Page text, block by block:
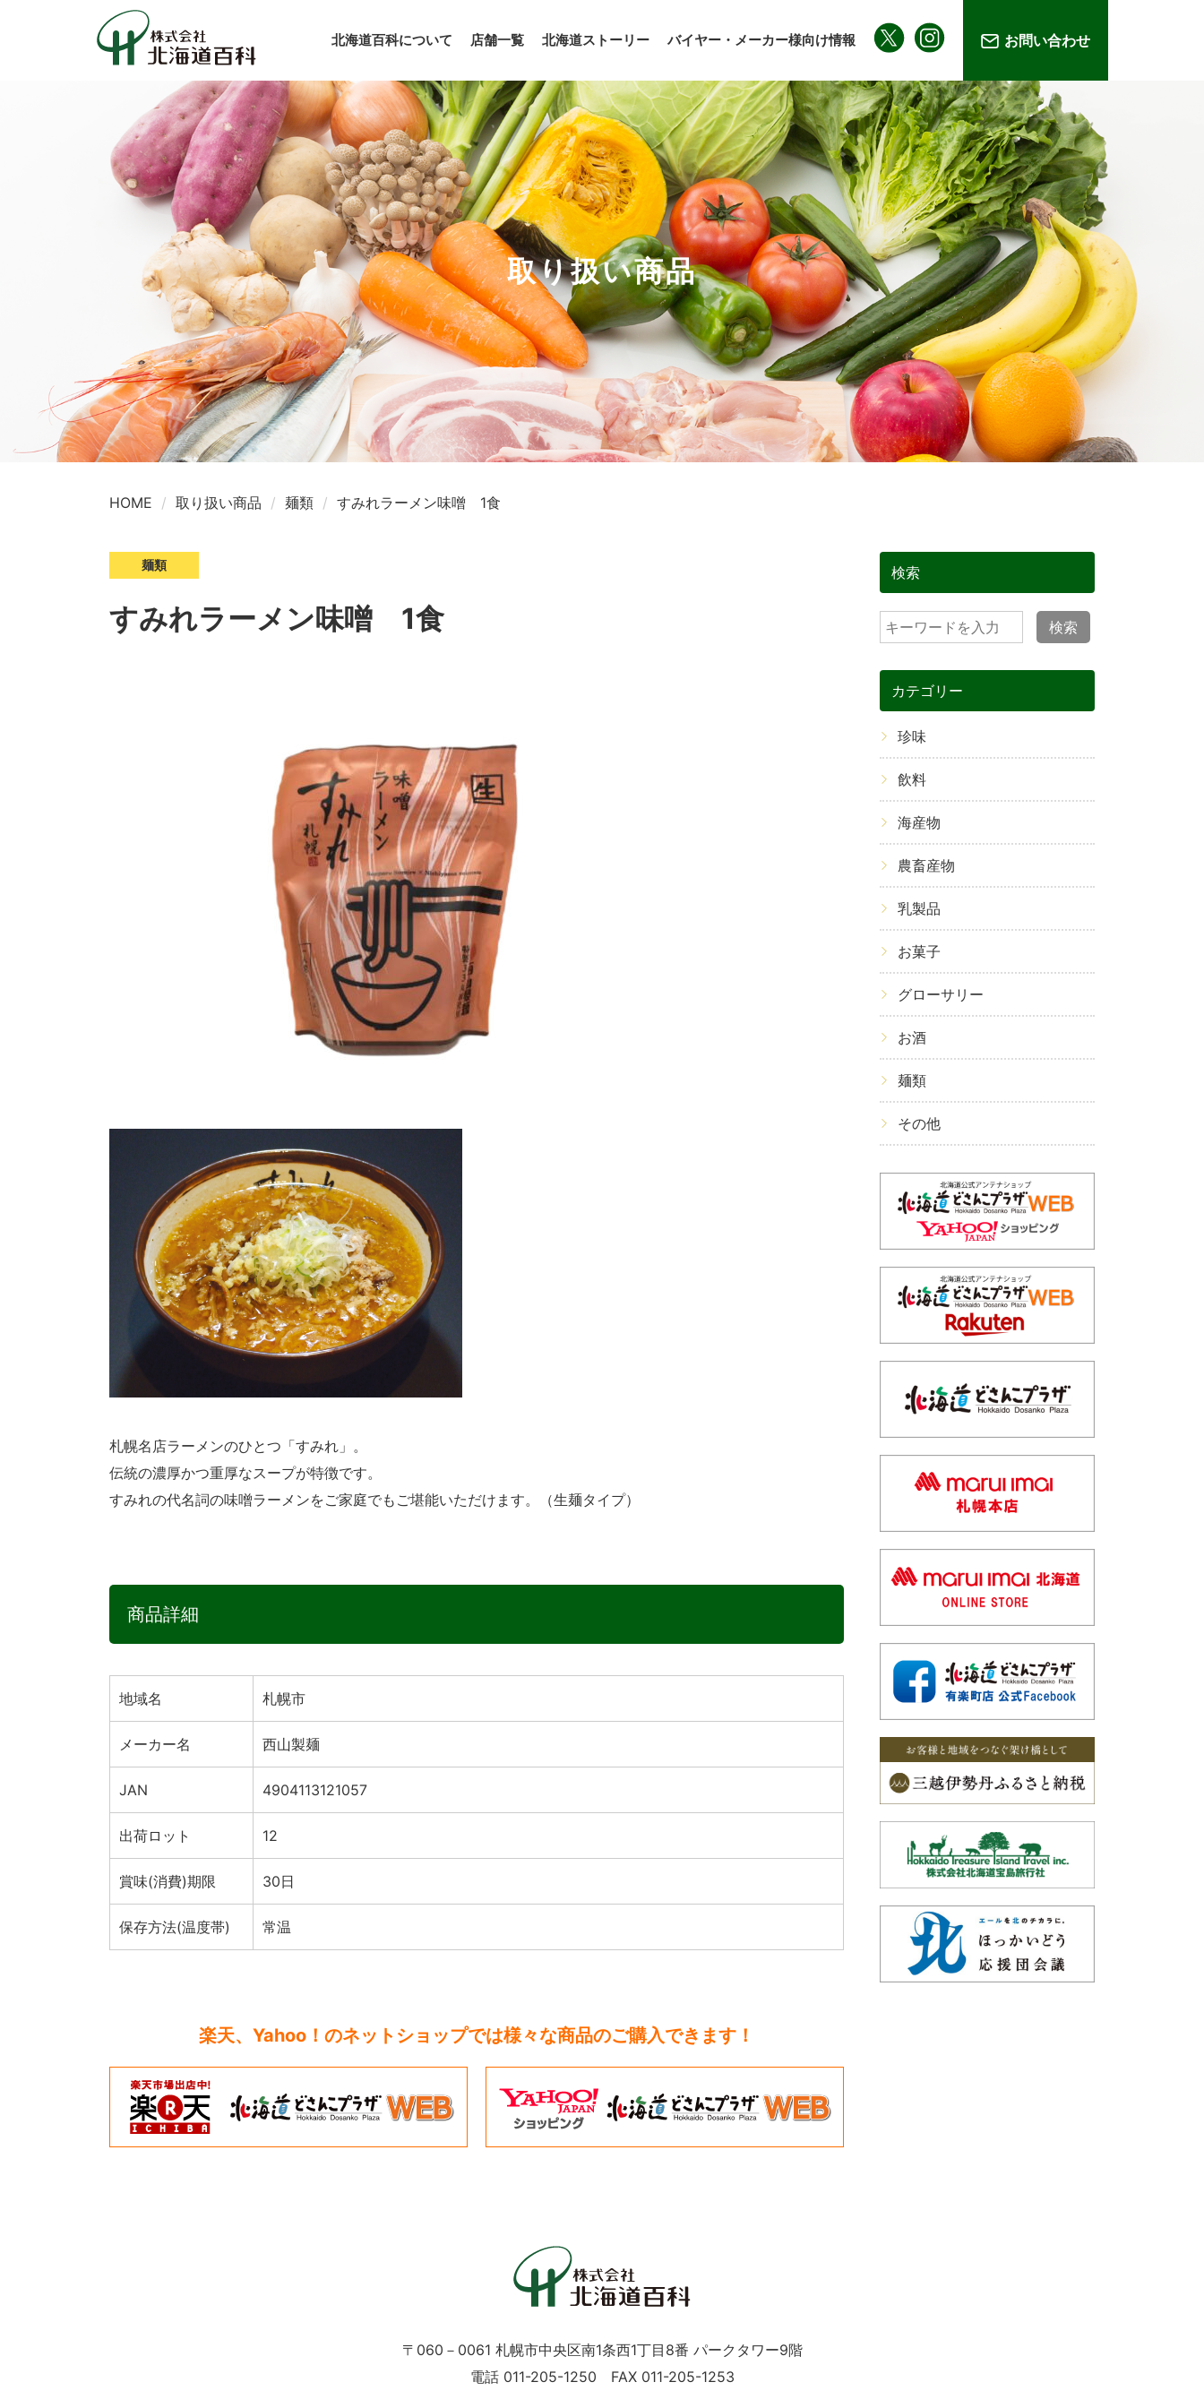
北海道百科について 店舗一覧 北海道ストーリー バイヤー・メーカー様向け情報 お問い合わせ
取り扱い商品
HOME 取り扱い商品 麺類 すみれラーメン味噌 1食
麺類
すみれラーメン味噌 1食
札幌名店ラーメンのひとつ「すみれ」。
伝統の濃厚かつ重厚なスープが特徴です。
すみれの代名詞の味噌ラーメンをご家庭でもご堪能いただけます。（生麺タイプ）
商品詳細
地域名 札幌市
メーカー名 西山製麺
JAN 4904113121057
出荷ロット 12
賞味(消費)期限 30日
保存方法(温度帯) 常温
楽天、Yahoo！のネットショップでは様々な商品のご購入できます！
検索
検索
カテゴリー
珍味
飲料
海産物
農畜産物
乳製品
お菓子
グローサリー
お酒
麺類
その他
〒060－0061 札幌市中央区南1条西1丁目8番 パークタワー9階
電話 011-205-1250 FAX 011-205-1253